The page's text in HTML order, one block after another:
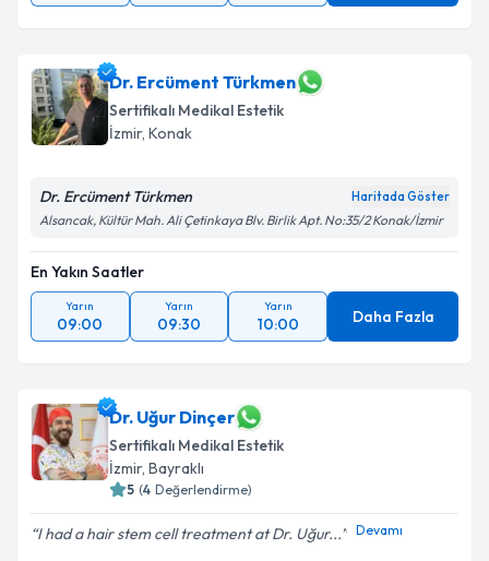
Dr. Ercüment Türkmen
Sertifikalı Medikal Estetik
İzmir, Konak
Dr. Ercüment Türkmen Haritada Göster
Alsancak, Kültür Mah. Ali Çetinkaya Blv. Birlik Apt. No:35/2 Konak/İzmir
En Yakın Saatler
Yarın
09:00
Yarın
09:30
Yarın
10:00 Daha Fazla
Dr. Uğur Dinçer
Sertifikalı Medikal Estetik
İzmir, Bayraklı
5 (4 Değerlendirme)
I had a hair stem cell treatment at Dr. Uğur... Devamı